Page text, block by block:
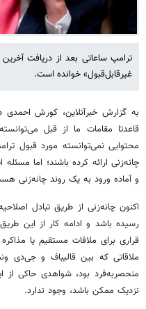
ترامپ ساعاتی بعد از دریافت آخرین
غیرقابل‌قبول» خوانده است.
به گزارش خبرآنلاین، کورش
قاعدتا مقامات ما از قبل
محتوایی نمی‌توانسته مورد قبول
چانه‌زنی ارائه کرده‌ باشند؛ اما
و آماده ورود به یک روند چانه‌زنی
اکنون چانه‌زنی از طریق تبادل
رسیده باشد و ادامه کار از این
قراری برای ملاقات مستقیم یا
ملاقاتی که بین قالیباف و جی‌دی
منحصربه‌فرد بود، شواهدی حاکی از
نزدیک ممکن باشد، وجود ندارد.